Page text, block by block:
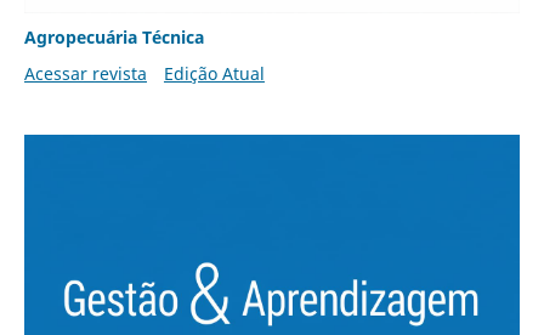
Agropecuária Técnica
Acessar revista
Edição Atual